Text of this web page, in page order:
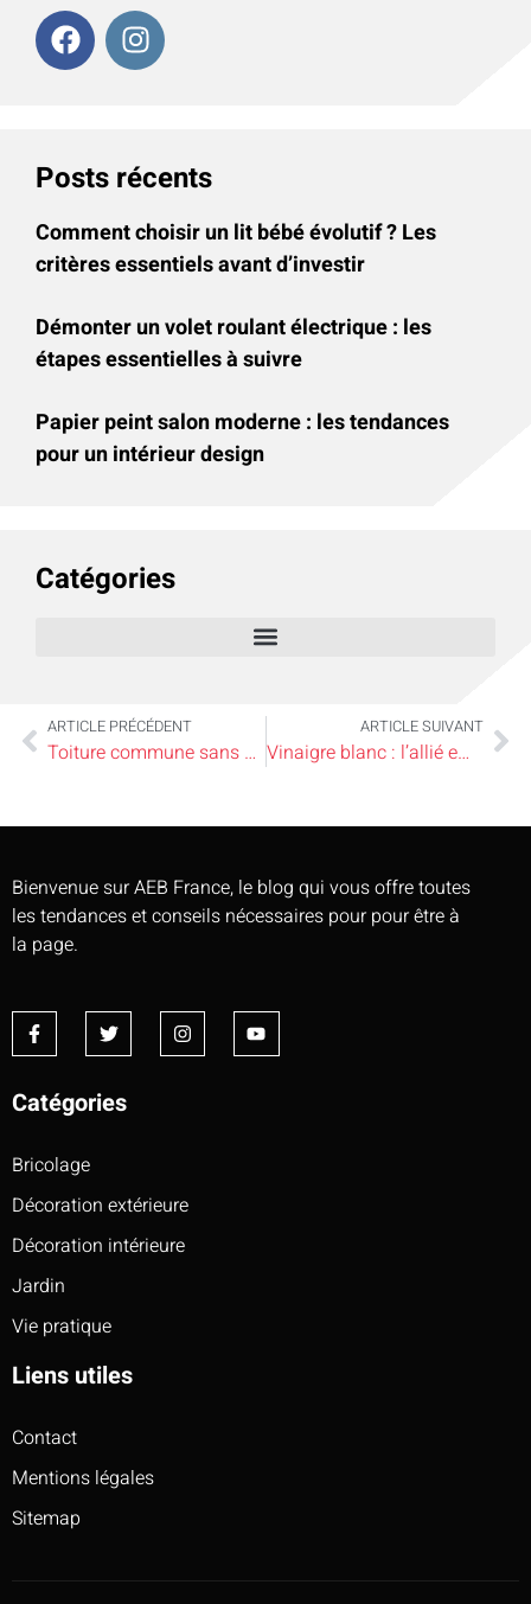
Posts récents
Comment choisir un lit bébé évolutif ? Les
critères essentiels avant d’investir
Démonter un volet roulant électrique : les
étapes essentielles à suivre
Papier peint salon moderne : les tendances
pour un intérieur design
Catégories
ARTICLE PRÉCÉDENT
Toiture commune sans copropriété : éviter les conflits tout en partageant les frais
ARTICLE SUIVANT
Vinaigre blanc : l’allié efficace pour une maison sans calcaire et éclatante
Bienvenue sur AEB France, le blog qui vous offre toutes
les tendances et conseils nécessaires pour pour être à
la page.
Catégories
Bricolage
Décoration extérieure
Décoration intérieure
Jardin
Vie pratique
Liens utiles
Contact
Mentions légales
Sitemap